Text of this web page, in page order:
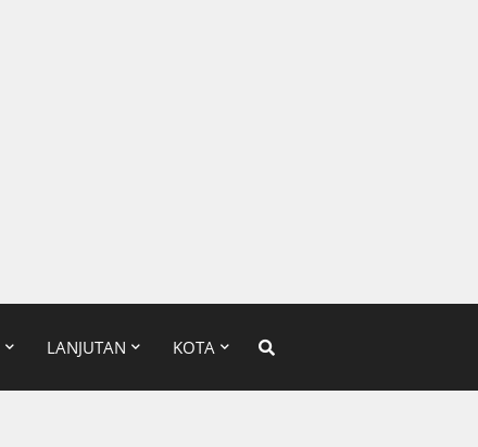
LANJUTAN KOTA